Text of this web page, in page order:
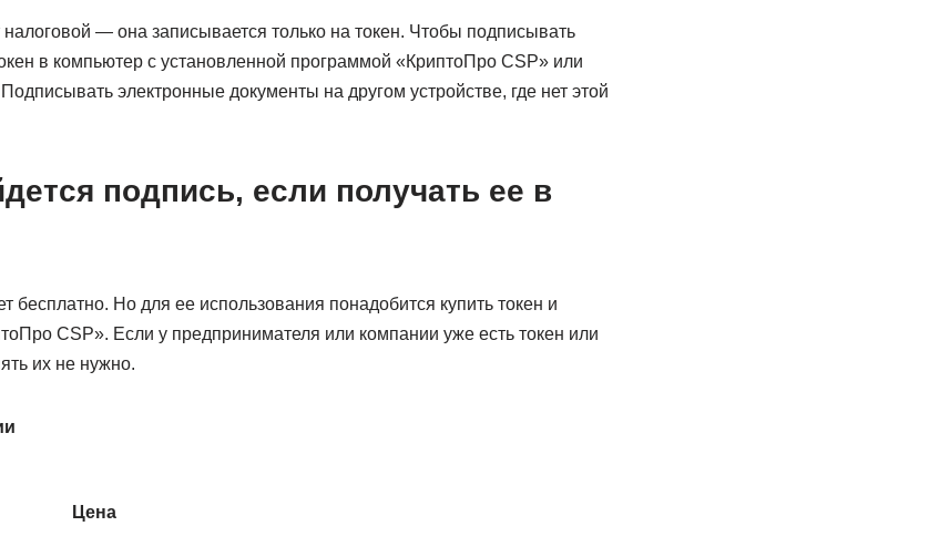
— она записывается только на токен. Чтобы подписывать
в компьютер с установленной программой «КриптоПро CSP» или
электронные документы на другом устройстве, где нет этой
подпись, если получать ее в
Но для ее использования понадобится купить токен и
CSP». Если у предпринимателя или компании уже есть токен или
их не нужно.
Цена